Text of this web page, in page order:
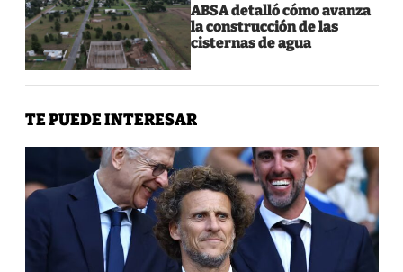
ABSA detalló cómo avanza
la construcción de las
cisternas de agua
TE PUEDE INTERESAR